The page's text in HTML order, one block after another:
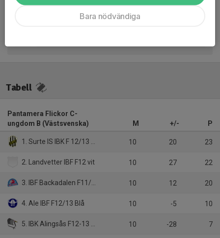
Tabell
Pantamera Flickor C-
ungdom B (Västsvenska)
M +/- P
1. Surte IS IBK F 12/13 Röd 10 20 23
2. Landvetter IBF F12 vit 10 27 22
3. IBF Backadalen F11/12 Röd 10 12 20
4. Ale IBF F12/13 Blå 10 -5 10
5. IBK Alingsås F12-13 Gbg 10 -28 7
Bara nödvändiga